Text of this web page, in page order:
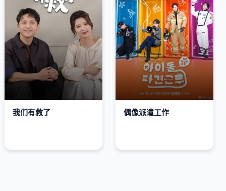
我们有救了 偶像派遣工作